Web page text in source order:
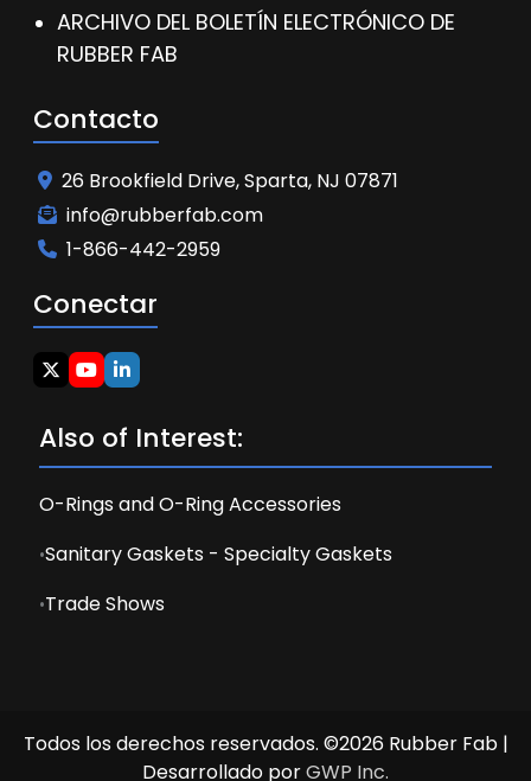
ARCHIVO DEL BOLETÍN ELECTRÓNICO DE
RUBBER FAB
Contacto
26 Brookfield Drive, Sparta, NJ 07871
info@rubberfab.com
1-866-442-2959
Conectar
Also of Interest:
O-Rings and O-Ring Accessories
Sanitary Gaskets - Specialty Gaskets
Trade Shows
Todos los derechos reservados. ©2026 Rubber Fab |
Desarrollado porGWP Inc.